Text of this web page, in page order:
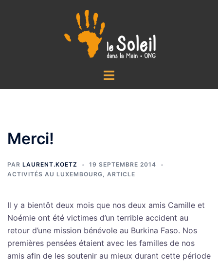
Ouvrir/fermer
Merci!
PAR LAURENT.KOETZ
19 SEPTEMBRE 2014
ACTIVITÉS AU LUXEMBOURG, ARTICLE
Il y a bientôt deux mois que nos deux amis Camille et
Noémie ont été victimes d’un terrible accident au
retour d’une mission bénévole au Burkina Faso. Nos
premières pensées étaient avec les familles de nos
amis afin de les soutenir au mieux durant cette période